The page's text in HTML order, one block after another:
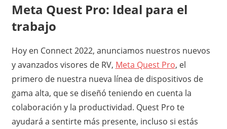
Meta Quest Pro: Ideal para el
trabajo
Hoy en Connect 2022, anunciamos nuestros nuevos
y avanzados visores de RV, Meta Quest Pro, el
primero de nuestra nueva línea de dispositivos de
gama alta, que se diseñó teniendo en cuenta la
colaboración y la productividad. Quest Pro te
ayudará a sentirte más presente, incluso si estás